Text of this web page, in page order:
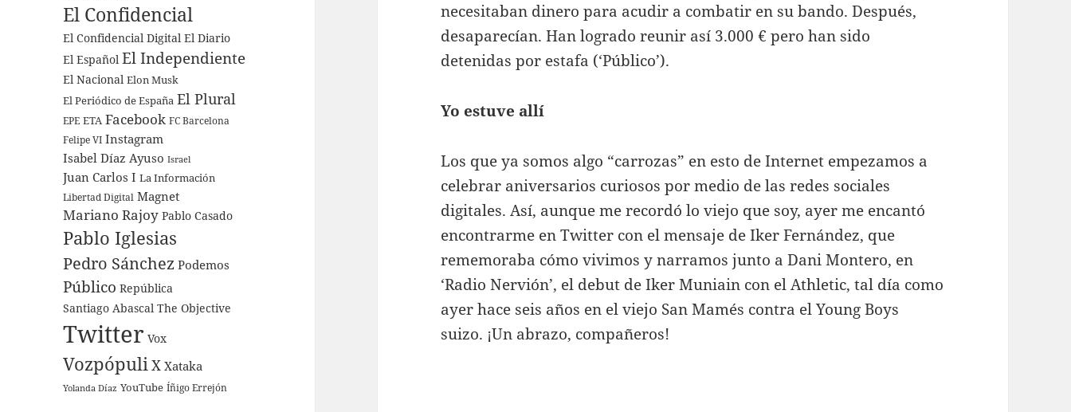
El Confidencial
El Confidencial Digital El Diario
El Español El Independiente
El Nacional Elon Musk
El Periódico de España El Plural
EPE ETA Facebook FC Barcelona
Felipe VI Instagram
Isabel Díaz Ayuso Israel
Juan Carlos I La Información
Libertad Digital Magnet
Mariano Rajoy Pablo Casado
Pablo Iglesias
Pedro Sánchez Podemos
Público República
Santiago Abascal The Objective
Twitter Vox
Vozpópuli X Xataka
Yolanda Díaz YouTube Íñigo Errejón
necesitaban dinero para acudir a combatir en su bando. Después,
desaparecían. Han logrado reunir así 3.000 € pero han sido
detenidas por estafa (‘Público’).
Yo estuve allí
Los que ya somos algo “carrozas” en esto de Internet empezamos a
celebrar aniversarios curiosos por medio de las redes sociales
digitales. Así, aunque me recordó lo viejo que soy, ayer me encantó
encontrarme en Twitter con el mensaje de Iker Fernández, que
rememoraba cómo vivimos y narramos junto a Dani Montero, en
‘Radio Nervión’, el debut de Iker Muniain con el Athletic, tal día como
ayer hace seis años en el viejo San Mamés contra el Young Boys
suizo. ¡Un abrazo, compañeros!